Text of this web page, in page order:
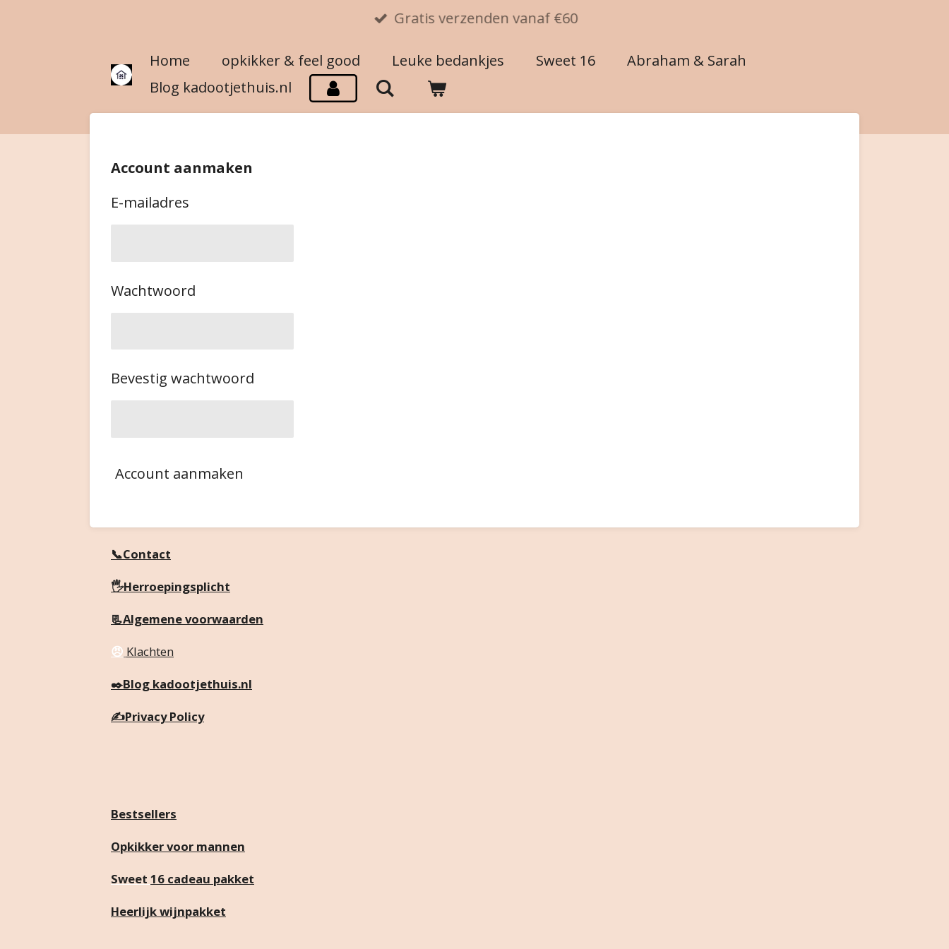
Gratis verzenden vanaf €60
Home opkikker & feel good Leuke bedankjes Sweet 16
Abraham & Sarah
Blog kadootjethuis.nl
Account aanmaken
E-mailadres
Wachtwoord
Bevestig wachtwoord
Account aanmaken
📞Contact
🖐️Herroepingsplicht
📃Algemene voorwaarden
😠 Klachten
✒️Blog kadootjethuis.nl
✍️Privacy Policy
Bestsellers
Opkikker voor mannen
Sweet 16 cadeau pakket
Heerlijk wijnpakket